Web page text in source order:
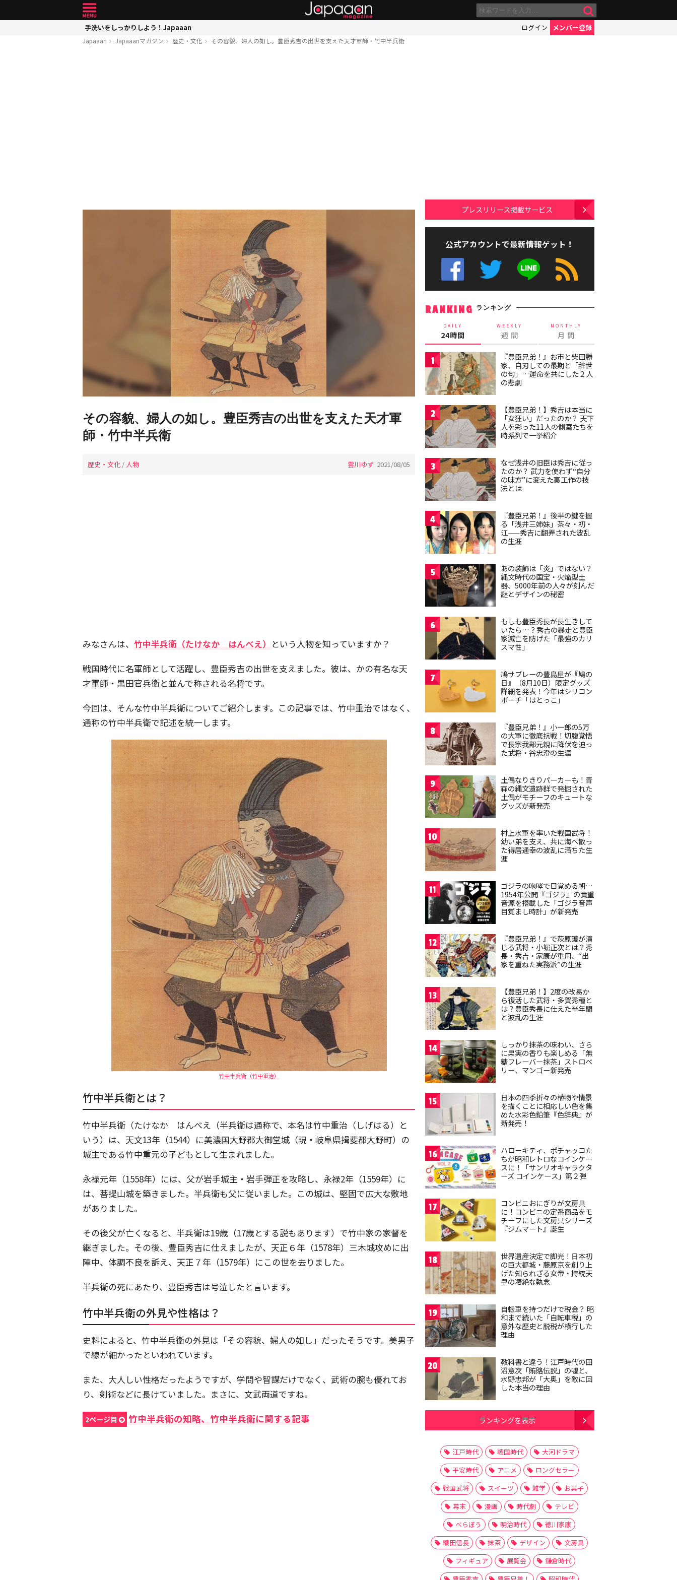
手洗いをしっかりしよう！Japaaan ログイン メンバー登録
Japaaan Japaaanマガジン 歴史・文化 その容貌、婦人の如し。豊臣秀吉の出世を支えた天才軍師・竹中半兵衛
その容貌、婦人の如し。豊臣秀吉の出世を支えた天才軍
師・竹中半兵衛
歴史・文化 / 人物 雲川ゆず 2021/08/05
みなさんは、 竹中半兵衛（たけなか はんべえ） という人物を知っていますか？
戦国時代に名軍師として活躍し、豊臣秀吉の出世を支えました。彼は、かの有名な天
才軍師・黒田官兵衛と並んで称される名将です。
今回は、そんな竹中半兵衛についてご紹介します。この記事では、竹中重治ではなく、
通称の竹中半兵衛で記述を統一します。
竹中半兵衛（竹中重治）
竹中半兵衛とは？
竹中半兵衛（たけなか はんべえ（半兵衛は通称で、本名は竹中重治（しげはる）と
いう）は、天文13年（1544）に美濃国大野郡大御堂城（現・岐阜県揖斐郡大野町）の
城主である竹中重元の子どもとして生まれました。
永禄元年（1558年）には、父が岩手城主・岩手弾正を攻略し、永禄2年（1559年）に
は、菩提山城を築きました。半兵衛も父に従いました。この城は、堅固で広大な敷地
がありました。
その後父が亡くなると、半兵衛は19歳（17歳とする説もあります）で竹中家の家督を
継ぎました。その後、豊臣秀吉に仕えましたが、天正６年（1578年）三木城攻めに出
陣中、体調不良を訴え、天正７年（1579年）にこの世を去りました。
半兵衛の死にあたり、豊臣秀吉は号泣したと言います。
竹中半兵衛の外見や性格は？
史料によると、竹中半兵衛の外見は「その容貌、婦人の如し」だったそうです。美男子
で線が細かったといわれています。
また、大人しい性格だったようですが、学問や智謀だけでなく、武術の腕も優れてお
り、剣術などに長けていました。まさに、文武両道ですね。
2ページ目 竹中半兵衛の知略、竹中半兵衛に関する記事
プレスリリース掲載サービス
公式アカウントで最新情報ゲット！
RANKING ランキング
DAILY
24時間
WEEKLY
週 間
MONTHLY
月 間
1
『豊臣兄弟！』お市と柴田勝
家、自刃しての最期と「辞世
の句」…運命を共にした２人
の悲劇
2
【豊臣兄弟！】秀吉は本当に
「女狂い」だったのか？ 天下
人を彩った11人の側室たちを
時系列で一挙紹介
3
なぜ浅井の旧臣は秀吉に従っ
たのか？ 武力を使わず“自分
の味方”に変えた裏工作の技
法とは
4
『豊臣兄弟！』後半の鍵を握
る「浅井三姉妹」茶々・初・
江——秀吉に翻弄された波乱
の生涯
5
あの装飾は「炎」ではない？
縄文時代の国宝・火焔型土
器、5000年前の人々が刻んだ
謎とデザインの秘密
6
もしも豊臣秀長が長生きして
いたら…？秀吉の暴走と豊臣
家滅亡を防げた「最強のカリ
スマ性」
7
鳩サブレーの豊島屋が『鳩の
日』（8月10日）限定グッズ
詳細を発表！今年はシリコン
ポーチ「はとっこ」
8
『豊臣兄弟！』小一郎の5万
の大軍に徹底抗戦！切腹覚悟
で長宗我部元親に降伏を迫っ
た武将・谷忠澄の生涯
9
土偶なりきりパーカーも！青
森の縄文遺跡群で発掘された
土偶がモチーフのキュートな
グッズが新発売
10
村上水軍を率いた戦国武将！
幼い弟を支え、共に海へ散っ
た得居通幸の波乱に満ちた生
涯
11
ゴジラの咆哮で目覚める朝…
1954年公開『ゴジラ』の貴重
音源を搭載した「ゴジラ音声
目覚まし時計」が新発売
12
『豊臣兄弟！』で萩原護が演
じる武将・小堀正次とは？秀
長・秀吉・家康が重用、“出
家を重ねた実務派”の生涯
13
【豊臣兄弟！】2度の改易か
ら復活した武将・多賀秀種と
は？豊臣秀長に仕えた半年間
と波乱の生涯
14
しっかり抹茶の味わい、さら
に果実の香りも楽しめる「無
糖フレーバー抹茶」ストロベ
リー、マンゴー新発売
15
日本の四季折々の植物や情景
を描くことに相応しい色を集
めた水彩色鉛筆『色辞典』が
新発売！
16
ハローキティ、ポチャッコた
ちが昭和レトロなコインケー
スに！「サンリオキャラクタ
ーズ コインケース」第２弾
17
コンビニおにぎりが文房具
に！コンビニの定番商品をモ
チーフにした文房具シリーズ
『ジムマート』誕生
18
世界遺産決定で脚光！日本初
の巨大都城・藤原京を創り上
げた知られざる女帝・持統天
皇の凄絶な執念
19
自転車を持つだけで税金？ 昭
和まで続いた「自転車税」の
意外な歴史と脱税が横行した
理由
20
教科書と違う！江戸時代の田
沼意次「賄賂伝説」の嘘と、
水野忠邦が「大奥」を敵に回
した本当の理由
ランキングを表示
江戸時代 戦国時代
大河ドラマ
平安時代
アニメ
ロングセラー
戦国武将
スイーツ 雑学
お菓子
幕末
漫画 時代劇
テレビ
べらぼう
明治時代
徳川家康
織田信長
抹茶 デザイン
文房具
フィギュア
展覧会
鎌倉時代